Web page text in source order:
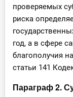
проверяемых
риска
год, а в сфере
благополучия
статьи 141
Параграф 2.